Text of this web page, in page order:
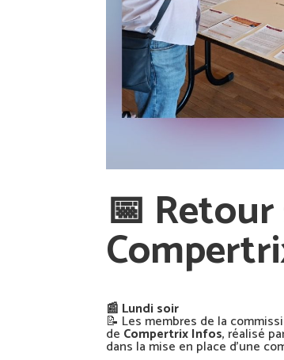
📅
📰 Lundi soir
📝 Les membres de la
de Compertrix Infos, réalisé
dans la mise en place d’une